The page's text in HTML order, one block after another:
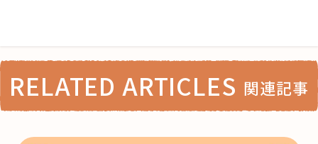
RELATED ARTICLES 関連記事